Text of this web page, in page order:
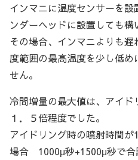
インマニに温度センサーを
ンダーヘッドに設置しても構
その場合、インマニよりも
度範囲の最高温度を少し低
せん。
冷間増量の最大値は、アイ
１．５倍程度でした。
アイドリング時の噴射時間
場合 1000μ秒+1500μ秒で合